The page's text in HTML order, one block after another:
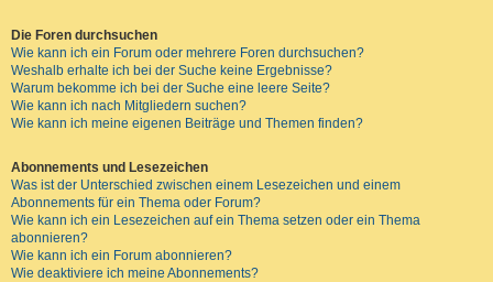
Die Foren durchsuchen
Wie kann ich ein Forum oder mehrere Foren durchsuchen?
Weshalb erhalte ich bei der Suche keine Ergebnisse?
Warum bekomme ich bei der Suche eine leere Seite?
Wie kann ich nach Mitgliedern suchen?
Wie kann ich meine eigenen Beiträge und Themen finden?
Abonnements und Lesezeichen
Was ist der Unterschied zwischen einem Lesezeichen und einem
Abonnements für ein Thema oder Forum?
Wie kann ich ein Lesezeichen auf ein Thema setzen oder ein Thema
abonnieren?
Wie kann ich ein Forum abonnieren?
Wie deaktiviere ich meine Abonnements?